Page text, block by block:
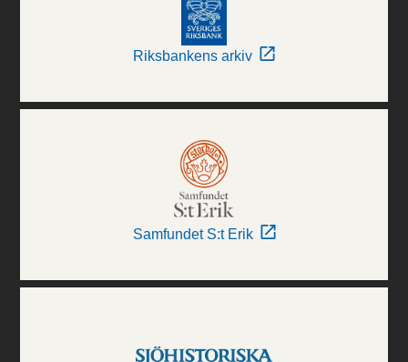
Riksbankens arkiv
Samfundet S:t Erik